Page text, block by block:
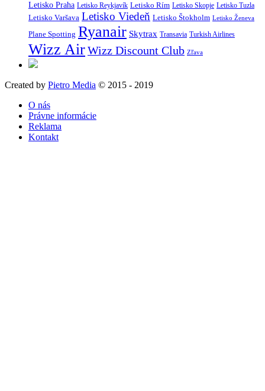
Letisko Praha Letisko Reykjavík Letisko Rím Letisko Skopje Letisko Tuzla
Letisko Varšava Letisko Viedeň Letisko Štokholm Letisko Ženeva
Plane Spotting Ryanair Skytrax Transavia Turkish Airlines
Wizz AirWizz Discount Club Zľava
Created by Pietro Media © 2015 - 2019
O nás
Právne informácie
Reklama
Kontakt